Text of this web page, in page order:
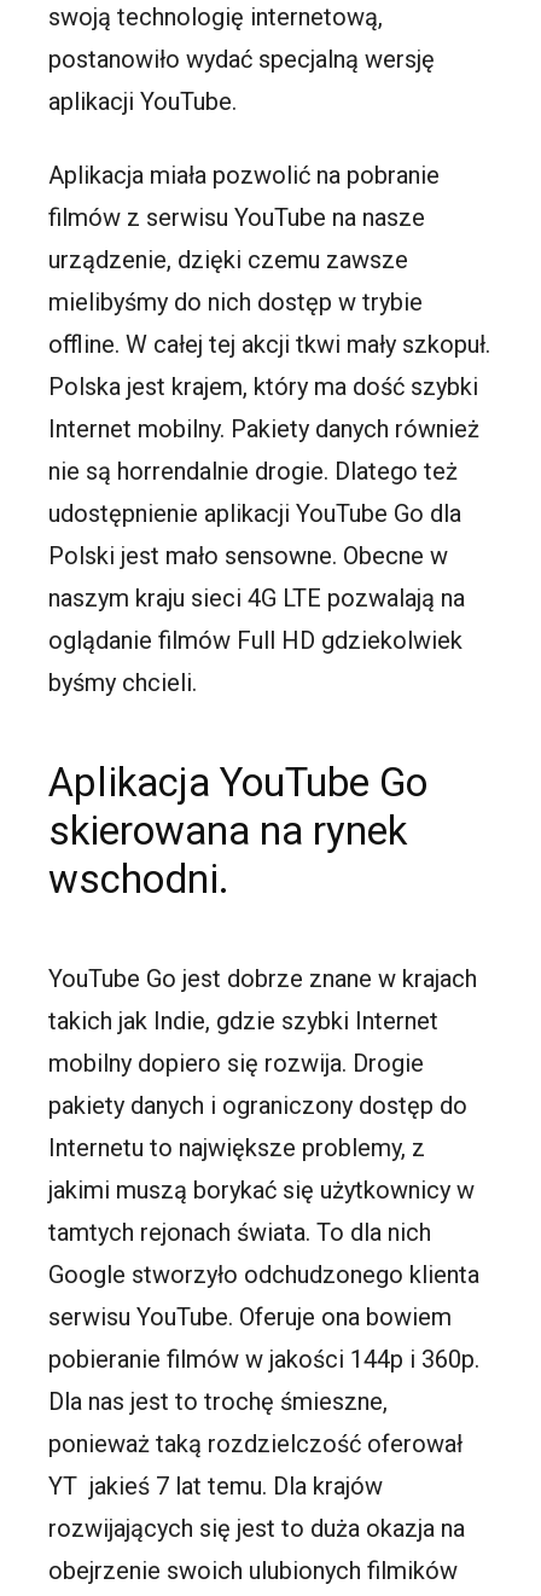
swoją technologię internetową,
postanowiło wydać specjalną wersję
aplikacji YouTube.
Aplikacja miała pozwolić na pobranie
filmów z serwisu YouTube na nasze
urządzenie, dzięki czemu zawsze
mielibyśmy do nich dostęp w trybie
offline. W całej tej akcji tkwi mały szkopuł.
Polska jest krajem, który ma dość szybki
Internet mobilny. Pakiety danych również
nie są horrendalnie drogie. Dlatego też
udostępnienie aplikacji YouTube Go dla
Polski jest mało sensowne. Obecne w
naszym kraju sieci 4G LTE pozwalają na
oglądanie filmów Full HD gdziekolwiek
byśmy chcieli.
Aplikacja YouTube Go
skierowana na rynek
wschodni.
YouTube Go jest dobrze znane w krajach
takich jak Indie, gdzie szybki Internet
mobilny dopiero się rozwija. Drogie
pakiety danych i ograniczony dostęp do
Internetu to największe problemy, z
jakimi muszą borykać się użytkownicy w
tamtych rejonach świata. To dla nich
Google stworzyło odchudzonego klienta
serwisu YouTube. Oferuje ona bowiem
pobieranie filmów w jakości 144p i 360p.
Dla nas jest to trochę śmieszne,
ponieważ taką rozdzielczość oferował
YT jakieś 7 lat temu. Dla krajów
rozwijających się jest to duża okazja na
obejrzenie swoich ulubionych filmików